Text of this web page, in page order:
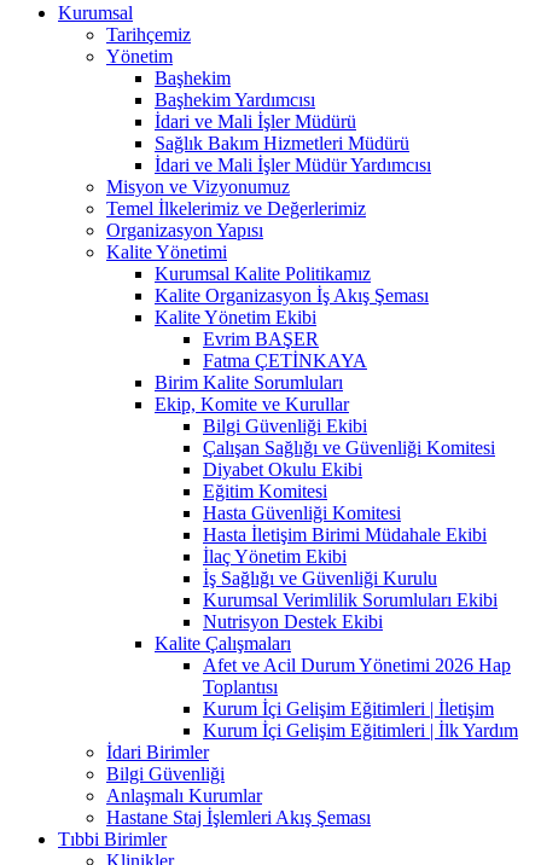
Kurumsal
Tarihçemiz
Yönetim
Başhekim
Başhekim Yardımcısı
İdari ve Mali İşler Müdürü
Sağlık Bakım Hizmetleri Müdürü
İdari ve Mali İşler Müdür Yardımcısı
Misyon ve Vizyonumuz
Temel İlkelerimiz ve Değerlerimiz
Organizasyon Yapısı
Kalite Yönetimi
Kurumsal Kalite Politikamız
Kalite Organizasyon İş Akış Şeması
Kalite Yönetim Ekibi
Evrim BAŞER
Fatma ÇETİNKAYA
Birim Kalite Sorumluları
Ekip, Komite ve Kurullar
Bilgi Güvenliği Ekibi
Çalışan Sağlığı ve Güvenliği Komitesi
Diyabet Okulu Ekibi
Eğitim Komitesi
Hasta Güvenliği Komitesi
Hasta İletişim Birimi Müdahale Ekibi
İlaç Yönetim Ekibi
İş Sağlığı ve Güvenliği Kurulu
Kurumsal Verimlilik Sorumluları Ekibi
Nutrisyon Destek Ekibi
Kalite Çalışmaları
Afet ve Acil Durum Yönetimi 2026 Hap
Toplantısı
Kurum İçi Gelişim Eğitimleri | İletişim
Kurum İçi Gelişim Eğitimleri | İlk Yardım
İdari Birimler
Bilgi Güvenliği
Anlaşmalı Kurumlar
Hastane Staj İşlemleri Akış Şeması
Tıbbi Birimler
Klinikler